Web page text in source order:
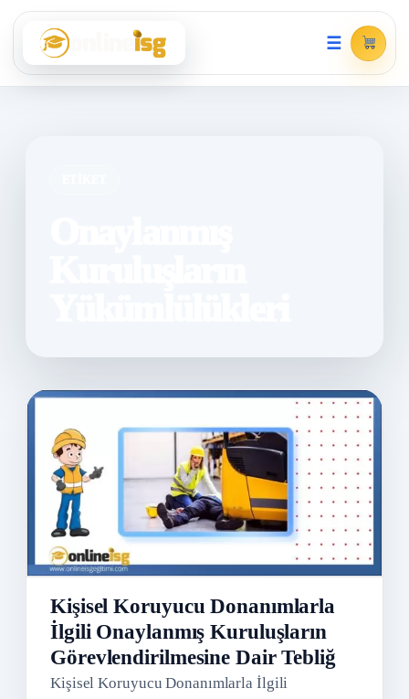
☰
Kişisel Koruyucu Donanımlarla
İlgili Onaylanmış Kuruluşların
Görevlendirilmesine Dair Tebliğ
Kişisel Koruyucu Donanımlarla İlgili